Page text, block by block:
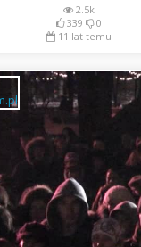
2.5k
339
0
11 lat temu